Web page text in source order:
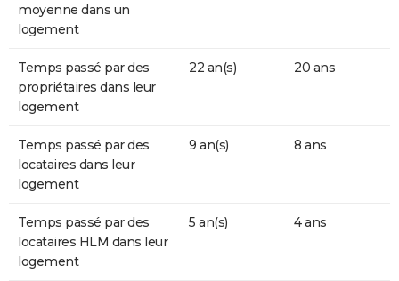
moyenne dans un
logement
Temps passé par des
propriétaires dans leur
logement
22 an(s) 20 ans
Temps passé par des
locataires dans leur
logement
9 an(s) 8 ans
Temps passé par des
locataires HLM dans leur
logement
5 an(s) 4 ans